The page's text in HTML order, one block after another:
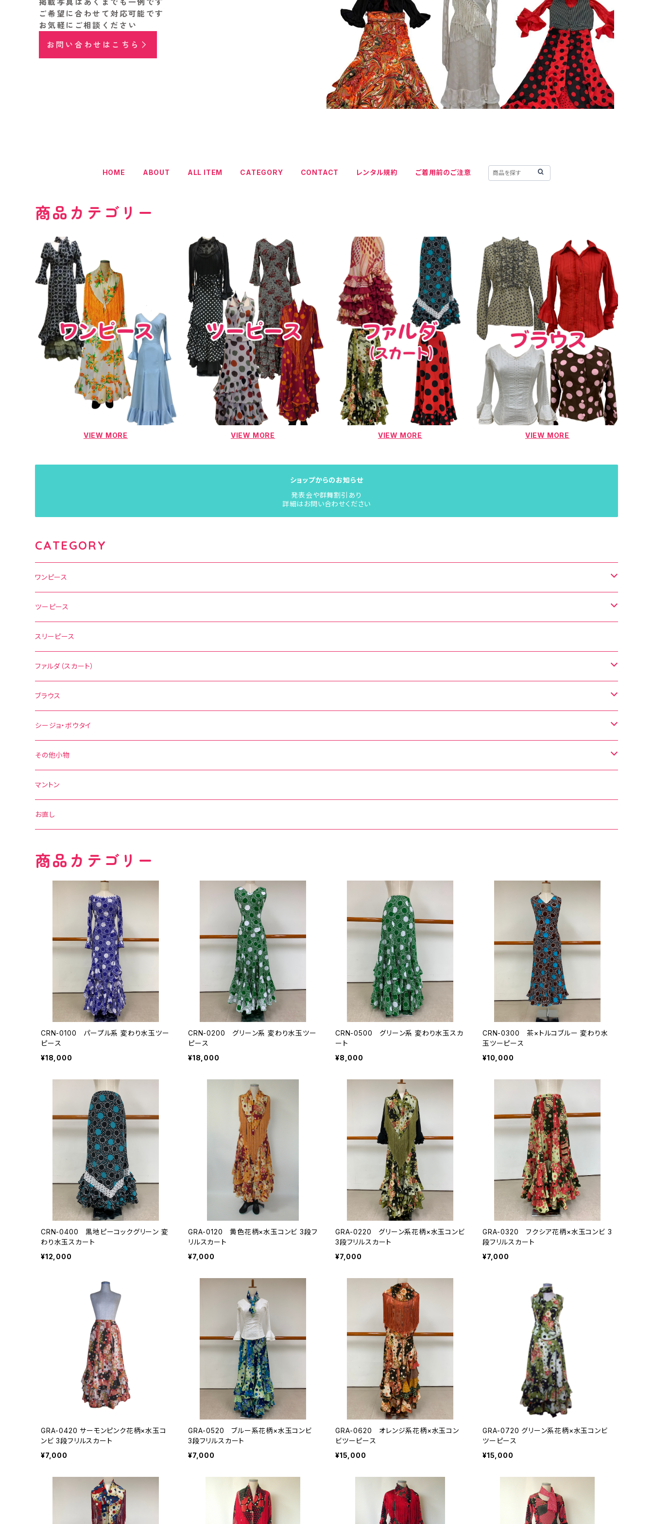
掲載写真はあくまでも一例です
ご希望に合わせて対応可能です
お気軽にご相談ください
お問い合わせはこちら
HOME ABOUT ALL ITEM CATEGORY CONTACT レンタル規約 ご着用前のご注意
商品カテゴリー
VIEW MORE VIEW MORE VIEW MORE VIEW MORE
ショップからのお知らせ
発表会や群舞割引あり
詳細はお問い合わせください
CATEGORY
ワンピース
水玉
花柄
無地
その他の柄
ツーピース
水玉
花柄
無地
その他の柄
スリーピース
ファルダ（スカート）
水玉
花柄
無地
その他の柄
ブラウス
水玉
花柄
無地
その他の柄
シージョ・ボウタイ
シージョ
水玉
花柄
その他の柄
ボウタイ
水玉
無地
その他小物
エプロン
ベルト
マントン
お直し
商品カテゴリー
CRN-0100 パープル系 変わり水玉ツー
ピース
¥18,000
CRN-0200 グリーン系 変わり水玉ツー
ピース
¥18,000
CRN-0500 グリーン系 変わり水玉スカ
ート
¥8,000
CRN-0300 茶×トルコブルー 変わり水
玉ツーピース
¥10,000
CRN-0400 黒地ピーコックグリーン 変
わり水玉スカート
¥12,000
GRA-0120 黄色花柄×水玉コンビ 3段フ
リルスカート
¥7,000
GRA-0220 グリーン系花柄×水玉コンビ
3段フリルスカート
¥7,000
GRA-0320 フクシア花柄×水玉コンビ 3
段フリルスカート
¥7,000
GRA-0420 サーモンピンク花柄×水玉コ
ンビ 3段フリルスカート
¥7,000
GRA-0520 ブルー系花柄×水玉コンビ
3段フリルスカート
¥7,000
GRA-0620 オレンジ系花柄×水玉コン
ビツーピース
¥15,000
GRA-0720 グリーン系花柄×水玉コンビ
ツーピース
¥15,000